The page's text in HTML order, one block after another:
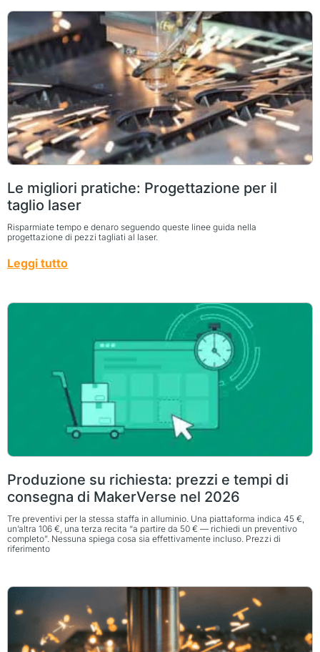
Le migliori pratiche: Progettazione per il
taglio laser
Risparmiate tempo e denaro seguendo queste linee guida nella
progettazione di pezzi tagliati al laser.
Leggi tutto
Produzione su richiesta: prezzi e tempi di
consegna di MakerVerse nel 2026
Tre preventivi per la stessa staffa in alluminio. Una piattaforma indica 45 €,
un’altra 106 €, una terza recita “a partire da 50 € — richiedi un preventivo
completo”. Nessuna spiega cosa sia effettivamente incluso. Prezzi di
riferimento